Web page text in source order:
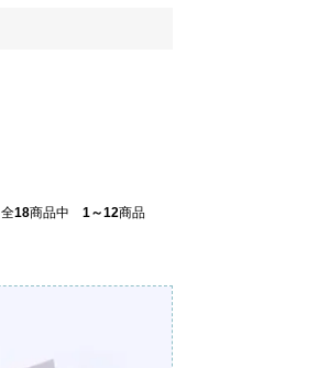
全18商品中 1～12商品